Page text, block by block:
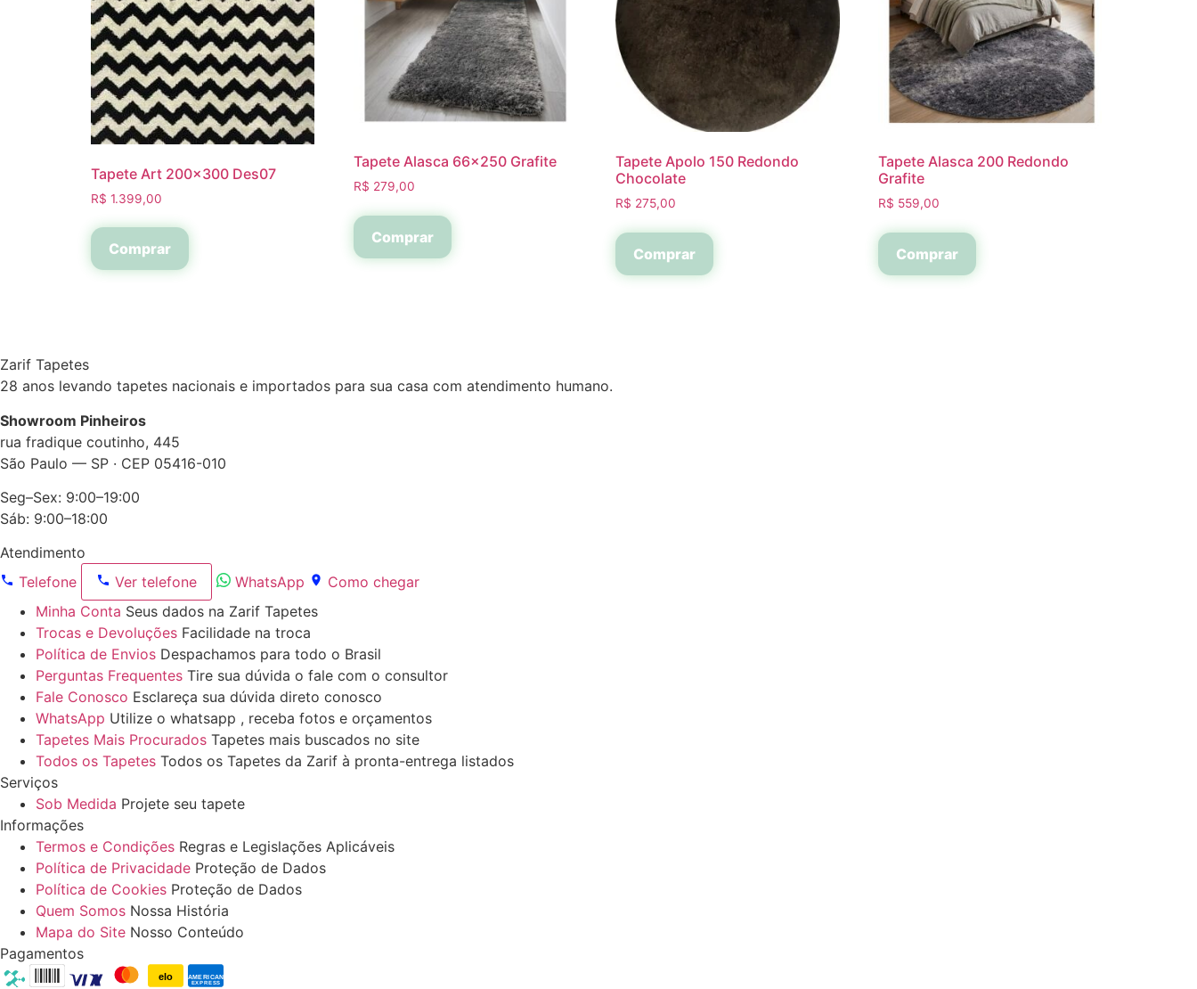
Tapete Art 200×300 Des07
R$ 1.399,00
Comprar
Tapete Alasca 66×250 Grafite
R$ 279,00
Comprar
Tapete Apolo 150 Redondo
Chocolate
R$ 275,00
Comprar
Tapete Alasca 200 Redondo
Grafite
R$ 559,00
Comprar
Zarif Tapetes
28 anos levando tapetes nacionais e importados para sua casa com atendimento humano.
Showroom Pinheiros
rua fradique coutinho, 445
São Paulo — SP · CEP 05416-010
Seg–Sex: 9:00–19:00
Sáb: 9:00–18:00
Atendimento
Telefone
Ver telefone WhatsApp
Como chegar
Minha Conta Seus dados na Zarif Tapetes
Trocas e Devoluções Facilidade na troca
Política de Envios Despachamos para todo o Brasil
Perguntas Frequentes Tire sua dúvida o fale com o consultor
Fale Conosco Esclareça sua dúvida direto conosco
WhatsApp Utilize o whatsapp , receba fotos e orçamentos
Tapetes Mais Procurados Tapetes mais buscados no site
Todos os Tapetes Todos os Tapetes da Zarif à pronta-entrega listados
Serviços
Sob Medida Projete seu tapete
Informações
Termos e Condições Regras e Legislações Aplicáveis
Política de Privacidade Proteção de Dados
Política de Cookies Proteção de Dados
Quem Somos Nossa História
Mapa do Site Nosso Conteúdo
Pagamentos
elo AMERICAN
EXPRESS